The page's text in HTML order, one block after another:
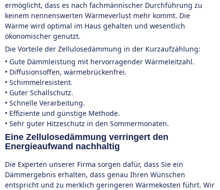
ermöglicht, dass es nach fachmännischer Durchführung zu
keinem nennenswerten Wärmeverlust mehr kommt. Die
Wärme wird optimal im Haus gehalten und wesentlich
ökonomischer genutzt.
Die Vorteile der Zellulosedämmung in der Kurzaufzählung:
• Gute Dämmleistung mit hervorragender Wärmeleitzahl.
• Diffusionsoffen, wärmebrückenfrei.
• Schimmelresistent.
• Guter Schallschutz.
• Schnelle Verarbeitung.
• Effiziente und günstige Methode.
• Sehr guter Hitzeschutz in den Sommermonaten.
Eine Zellulosedämmung verringert den
Energieaufwand nachhaltig
Die Experten unserer Firma sorgen dafür, dass Sie ein
Dämmergebnis erhalten, dass genau Ihren Wünschen
entspricht und zu merklich geringeren Wärmekosten führt. Wir